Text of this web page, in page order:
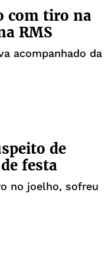
com tiro na
RMS
acompanhado da
de
festa
no joelho, sofreu